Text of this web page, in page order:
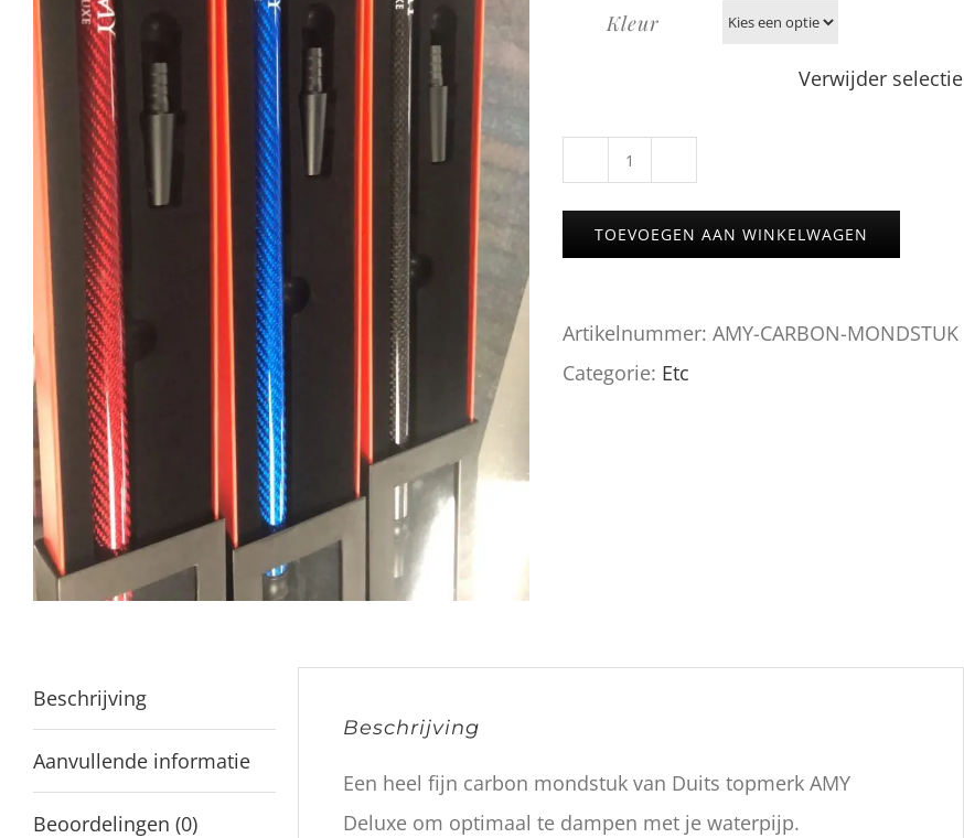
Kleur
Verwijder selectie
Carbon
mondstuk
van
aantal
TOEVOEGEN AAN WINKELWAGEN
Artikelnummer: AMY-CARBON-MONDSTUK
Categorie: Etc
Beschrijving
Aanvullende informatie
Beoordelingen (0)
Beschrijving
Een heel fijn carbon mondstuk van Duits topmerk AMY
Deluxe om optimaal te dampen met je waterpijp.